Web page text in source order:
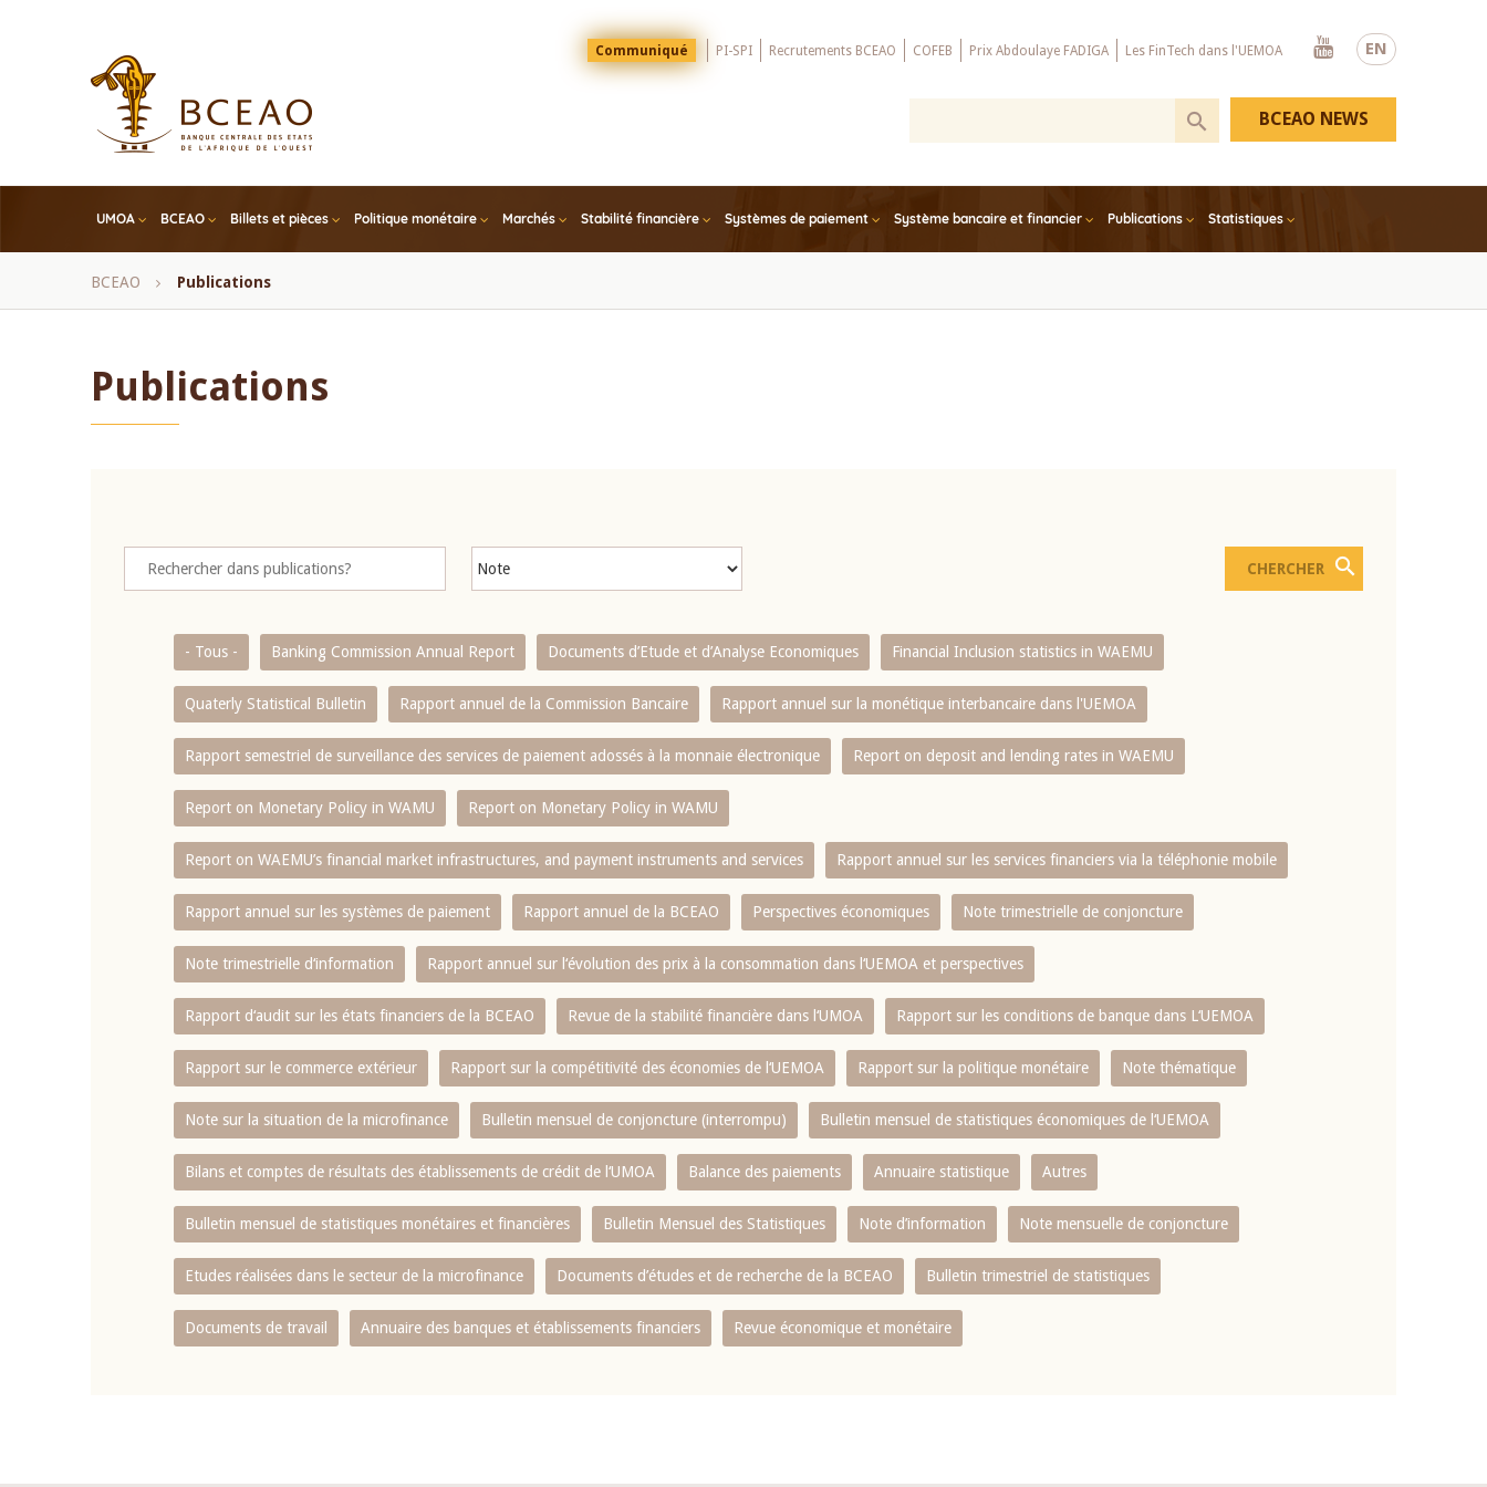
EN
Menu
Top
Communiqué PI-SPI Recrutements BCEAO COFEB Prix Abdoulaye FADIGA Les FinTech dans l'UEMOA
Youtube
UMOA BCEAO Billets et pièces Politique monétaire Marchés Stabilité financière Systèmes de paiement Système bancaire et financier Publications Statistiques
BCEAO NEWS
Fil
BCEAO Publications
Publications
- Tous - Banking Commission Annual Report Documents d’Etude et d’Analyse Economiques Financial Inclusion statistics in WAEMU
Quaterly Statistical Bulletin Rapport annuel de la Commission Bancaire Rapport annuel sur la monétique interbancaire dans l'UEMOA
Rapport semestriel de surveillance des services de paiement adossés à la monnaie électronique Report on deposit and lending rates in WAEMU
Report on Monetary Policy in WAMU Report on Monetary Policy in WAMU
Report on WAEMU’s financial market infrastructures, and payment instruments and services Rapport annuel sur les services financiers via la téléphonie mobile
Rapport annuel sur les systèmes de paiement Rapport annuel de la BCEAO Perspectives économiques Note trimestrielle de conjoncture
Note trimestrielle d‘information Rapport annuel sur l‘évolution des prix à la consommation dans l‘UEMOA et perspectives
Rapport d‘audit sur les états financiers de la BCEAO Revue de la stabilité financière dans l‘UMOA Rapport sur les conditions de banque dans L‘UEMOA
Rapport sur le commerce extérieur Rapport sur la compétitivité des économies de l‘UEMOA Rapport sur la politique monétaire Note thématique
Note sur la situation de la microfinance Bulletin mensuel de conjoncture (interrompu) Bulletin mensuel de statistiques économiques de l‘UEMOA
Bilans et comptes de résultats des établissements de crédit de l‘UMOA Balance des paiements Annuaire statistique Autres
Bulletin mensuel de statistiques monétaires et financières Bulletin Mensuel des Statistiques Note d’information Note mensuelle de conjoncture
Etudes réalisées dans le secteur de la microfinance Documents d’études et de recherche de la BCEAO Bulletin trimestriel de statistiques
Documents de travail Annuaire des banques et établissements financiers Revue économique et monétaire